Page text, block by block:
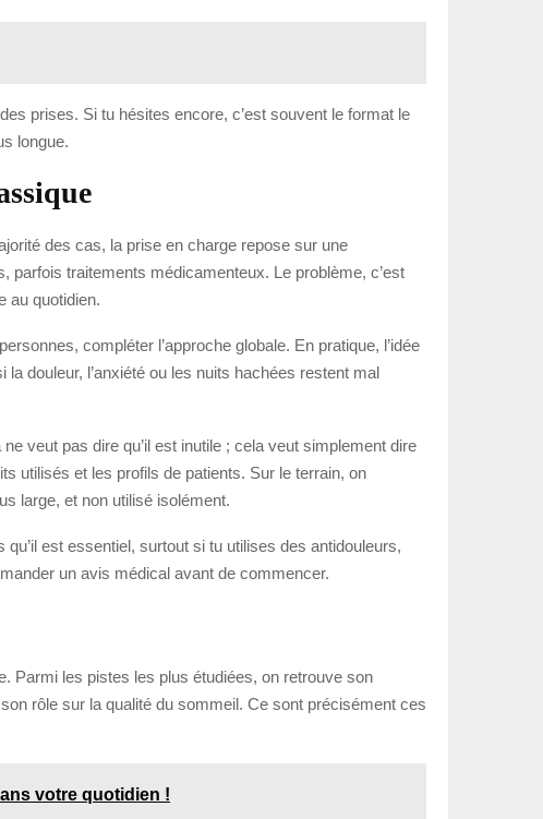
prises. Si tu hésites encore, c’est souvent le format le
longue.
des cas, la prise en charge repose sur une
traitements médicamenteux. Le problème, c’est
au quotidien.
compléter l’approche globale. En pratique, l’idée
douleur, l’anxiété ou les nuits hachées restent mal
veut pas dire qu’il est inutile ; cela veut simplement dire
utilisés et les profils de patients. Sur le terrain, on
large, et non utilisé isolément.
est essentiel, surtout si tu utilises des antidouleurs,
un avis médical avant de commencer.
Parmi les pistes les plus étudiées, on retrouve son
rôle sur la qualité du sommeil. Ce sont précisément ces
votre quotidien !